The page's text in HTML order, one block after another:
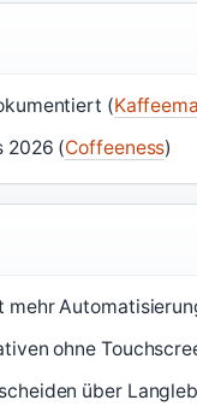
(
2026 (Coffeeness)
mehr
ohne
über